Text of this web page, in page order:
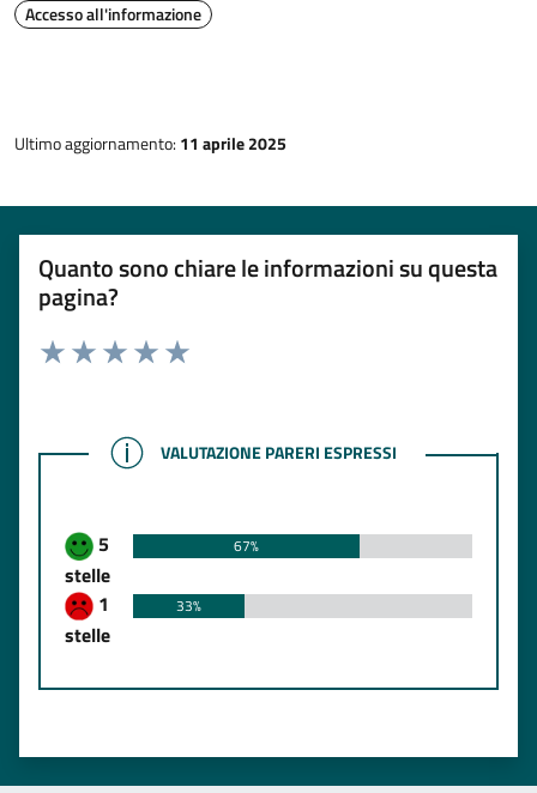
Accesso all'informazione
Ultimo aggiornamento: 11 aprile 2025
Quanto sono chiare le informazioni su questa
pagina?
Rating:
VALUTAZIONE PARERI ESPRESSI
VALUTAZIONE PARERI ESPRESSI
5
stelle
67%
1
stelle
33%